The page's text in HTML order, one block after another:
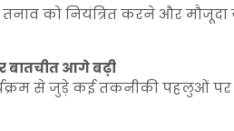
को नियंत्रित करने और मौजूदा
बातचीत आगे बढ़ी
से जुड़े कई तकनीकी पहलुओं पर